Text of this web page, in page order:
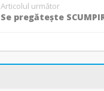
Articolul următor